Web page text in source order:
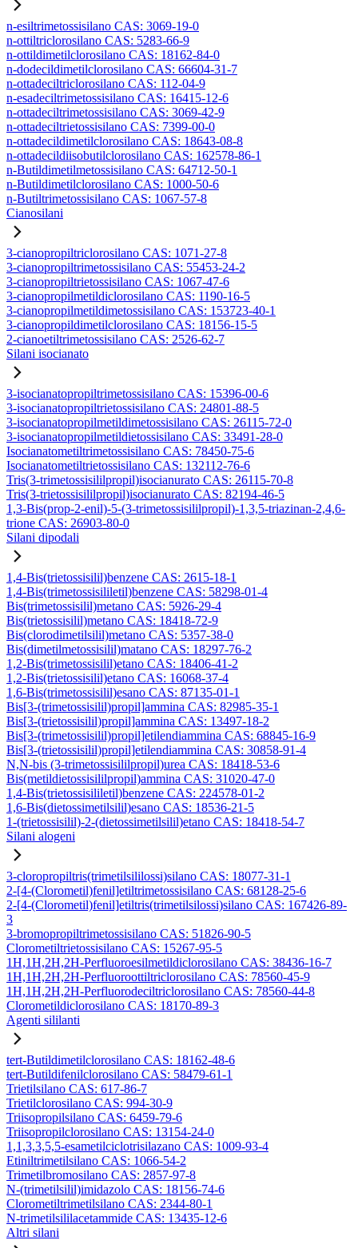
n-esiltrimetossisilano CAS: 3069-19-0
n-ottiltriclorosilano CAS: 5283-66-9
n-ottildimetilclorosilano CAS: 18162-84-0
n-dodecildimetilclorosilano CAS: 66604-31-7
n-ottadeciltriclorosilano CAS: 112-04-9
n-esadeciltrimetossisilano CAS: 16415-12-6
n-ottadeciltrimetossisilano CAS: 3069-42-9
n-ottadeciltrietossisilano CAS: 7399-00-0
n-ottadecildimetilclorosilano CAS: 18643-08-8
n-ottadecildiisobutilclorosilano CAS: 162578-86-1
n-Butildimetilmetossisilano CAS: 64712-50-1
n-Butildimetilclorosilano CAS: 1000-50-6
n-Butiltrimetossisilano CAS: 1067-57-8
Cianosilani
3-cianopropiltriclorosilano CAS: 1071-27-8
3-cianopropiltrimetossisilano CAS: 55453-24-2
3-cianopropiltrietossisilano CAS: 1067-47-6
3-cianopropilmetildiclorosilano CAS: 1190-16-5
3-cianopropilmetildimetossisilano CAS: 153723-40-1
3-cianopropildimetilclorosilano CAS: 18156-15-5
2-cianoetiltrimetossisilano CAS: 2526-62-7
Silani isocianato
3-isocianatopropiltrimetossisilano CAS: 15396-00-6
3-isocianatopropiltrietossisilano CAS: 24801-88-5
3-isocianatopropilmetildimetossisilano CAS: 26115-72-0
3-isocianatopropilmetildietossisilano CAS: 33491-28-0
Isocianatometiltrimetossisilano CAS: 78450-75-6
Isocianatometiltrietossisilano CAS: 132112-76-6
Tris(3-trimetossisililpropil)isocianurato CAS: 26115-70-8
Tris(3-trietossisililpropil)isocianurato CAS: 82194-46-5
1,3-Bis(prop-2-enil)-5-(3-trimetossisililpropil)-1,3,5-triazinan-2,4,6-
trione CAS: 26903-80-0
Silani dipodali
1,4-Bis(trietossisilil)benzene CAS: 2615-18-1
1,4-Bis(trimetossisililetil)benzene CAS: 58298-01-4
Bis(trimetossisilil)metano CAS: 5926-29-4
Bis(trietossisilil)metano CAS: 18418-72-9
Bis(clorodimetilsilil)metano CAS: 5357-38-0
Bis(dimetilmetossisilil)matano CAS: 18297-76-2
1,2-Bis(trimetossisilil)etano CAS: 18406-41-2
1,2-Bis(trietossisilil)etano CAS: 16068-37-4
1,6-Bis(trimetossisilil)esano CAS: 87135-01-1
Bis[3-(trimetossisilil)propil]ammina CAS: 82985-35-1
Bis[3-(trietossisilil)propil]ammina CAS: 13497-18-2
Bis[3-(trimetossisilil)propil]etilendiammina CAS: 68845-16-9
Bis[3-(trietossisilil)propil]etilendiammina CAS: 30858-91-4
N,N-bis (3-trimetossisililpropil)urea CAS: 18418-53-6
Bis(metildietossisililpropil)ammina CAS: 31020-47-0
1,4-Bis(trietossisililetil)benzene CAS: 224578-01-2
1,6-Bis(dietossimetilsilil)esano CAS: 18536-21-5
1-(trietossisilil)-2-(dietossimetilsilil)etano CAS: 18418-54-7
Silani alogeni
3-cloropropiltris(trimetilsililossi)silano CAS: 18077-31-1
2-[4-(Clorometil)fenil]etiltrimetossisilano CAS: 68128-25-6
2-[4-(Clorometil)fenil]etiltris(trimetilsilossi)silano CAS: 167426-89-
3
3-bromopropiltrimetossisilano CAS: 51826-90-5
Clorometiltrietossisilano CAS: 15267-95-5
1H,1H,2H,2H-Perfluoroesilmetildiclorosilano CAS: 38436-16-7
1H,1H,2H,2H-Perfluoroottiltriclorosilano CAS: 78560-45-9
1H,1H,2H,2H-Perfluorodeciltriclorosilano CAS: 78560-44-8
Clorometildiclorosilano CAS: 18170-89-3
Agenti sililanti
tert-Butildimetilclorosilano CAS: 18162-48-6
tert-Butildifenilclorosilano CAS: 58479-61-1
Trietilsilano CAS: 617-86-7
Trietilclorosilano CAS: 994-30-9
Triisopropilsilano CAS: 6459-79-6
Triisopropilclorosilano CAS: 13154-24-0
1,1,3,3,5,5-esametilciclotrisilazano CAS: 1009-93-4
Etiniltrimetilsilano CAS: 1066-54-2
Trimetilbromosilano CAS: 2857-97-8
N-(trimetilsilil)imidazolo CAS: 18156-74-6
Clorometiltrimetilsilano CAS: 2344-80-1
N-trimetilsililacetammide CAS: 13435-12-6
Altri silani